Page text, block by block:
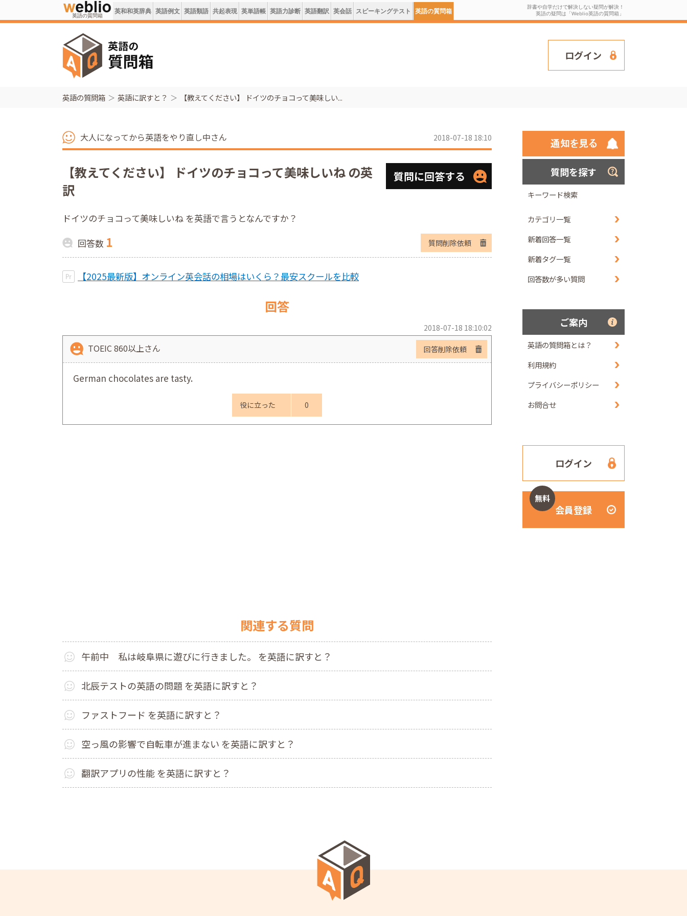
英語の質問箱 英和和英辞典 英語例文 英語類語 共起表現 英単語帳 英語力診断 英語翻訳 英会話 スピーキングテスト 英語の質問箱
辞書や自学だけで解決しない疑問が解決！
英語の疑問は「Weblio英語の質問箱」
ログイン
英語の質問箱 英語に訳すと？ 【教えてください】 ドイツのチョコって美味しい...
大人になってから英語をやり直し中さん 2018-07-18 18:10
【教えてください】 ドイツのチョコって美味しいね の英
訳
質問に回答する
ドイツのチョコって美味しいね を英語で言うとなんですか？
回答数 1 質問削除依頼
【2025最新版】オンライン英会話の相場はいくら？最安スクールを比較
回答
2018-07-18 18:10:02
TOEIC 860以上さん 回答削除依頼
German chocolates are tasty.
役に立った 0
関連する質問
午前中 私は岐阜県に遊びに行きました。 を英語に訳すと？
北辰テストの英語の問題 を英語に訳すと？
ファストフード を英語に訳すと？
空っ風の影響で自転車が進まない を英語に訳すと？
翻訳アプリの性能 を英語に訳すと？
質問を探す
キーワード検索
カテゴリ一覧
新着回答一覧
新着タグ一覧
回答数が多い質問
ご案内
英語の質問箱とは？
利用規約
プライバシーポリシー
お問合せ
ログイン
無料
会員登録